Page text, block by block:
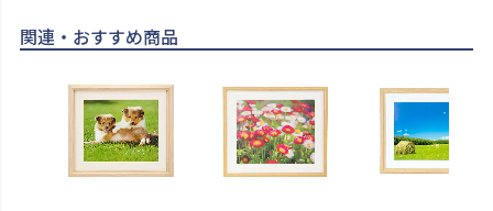
関連・おすすめ商品